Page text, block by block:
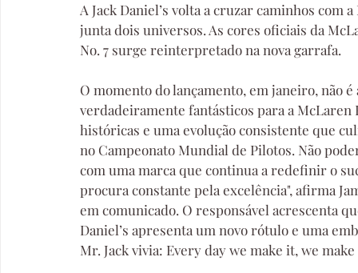
A Jack Daniel’s volta a cruzar caminhos
junta dois universos. As cores oficiais da
No. 7 surge reinterpretado na nova garrafa.
O momento do lançamento, em janeiro, não
verdadeiramente fantásticos para a
históricas e uma evolução consistente que
no Campeonato Mundial de Pilotos. Não
com uma marca que continua a redefinir o
procura constante pela excelência", afirma
em comunicado. O responsável acrescenta
Daniel’s apresenta um novo rótulo e uma
Mr. Jack vivia: Every day we make it, we